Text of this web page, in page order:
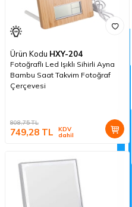
Ürün Kodu HXY-204
Fotoğraflı Led Işıklı Sihirli Ayna
Bambu Saat Takvim Fotoğraf
Çerçevesi
808,75TL
749,28 TL KDV
dahil